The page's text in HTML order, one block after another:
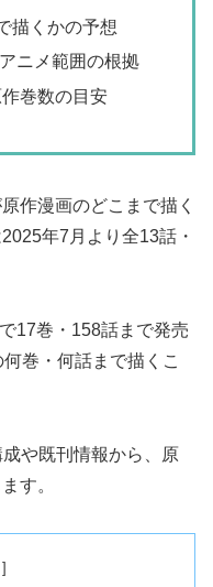
描くかの予想
ニメ範囲の根拠
巻数の目安
作漫画のどこまで描く
年7月より全13話・
17巻・158話まで発売
巻・何話まで描くこ
や既刊情報から、原
す。